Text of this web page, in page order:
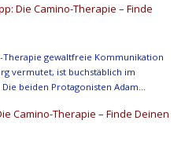
Die Camino-Therapie – Finde
Therapie gewaltfreie Kommunikation
vermutet, ist buchstäblich im
beiden Protagonisten Adam…
Camino-Therapie – Finde Deinen